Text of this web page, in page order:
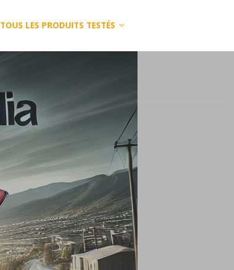
TOUS LES PRODUITS TESTÉS